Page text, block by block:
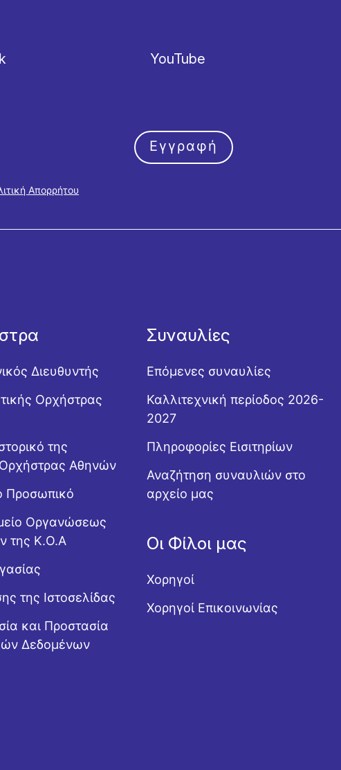
YouTube
Απορρήτου
Εγγραφή
Διευθυντής
Ορχήστρας
της
Αθηνών
Προσωπικό
Οργανώσεως
της Κ.Ο.Α
της Ιστοσελίδας
και Προστασία
Δεδομένων
Συναυλίες
Επόμενες συναυλίες
Καλλιτεχνική περίοδος 2026-
2027
Πληροφορίες Εισιτηρίων
Αναζήτηση συναυλιών στο
αρχείο μας
Οι Φίλοι μας
Χορηγοί
Χορηγοί Επικοινωνίας